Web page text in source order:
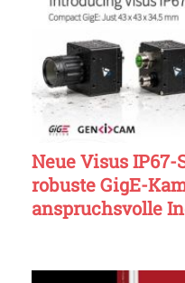
Neue Visus IP67-
robuste GigE-
anspruchsvolle